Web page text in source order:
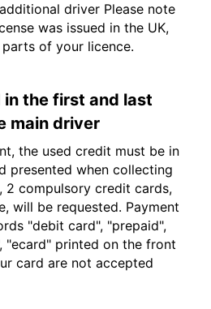
driver Please note
was issued in the UK,
of your licence.
in the first and last
main driver
the used credit must be in
presented when collecting
2 compulsory credit cards,
will be requested. Payment
"debit card", "prepaid",
"ecard" printed on the front
card are not accepted